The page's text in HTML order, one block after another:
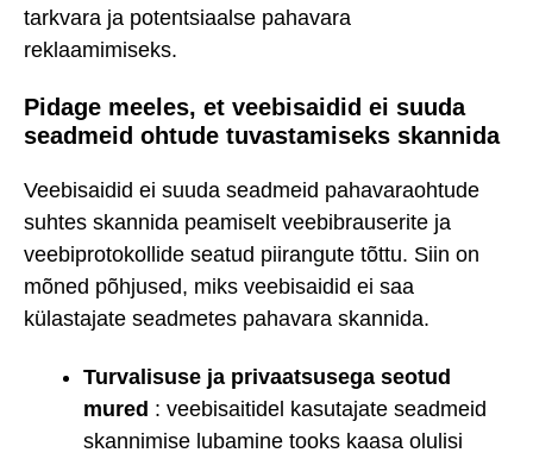
tarkvara ja potentsiaalse pahavara
reklaamimiseks.
Pidage meeles, et veebisaidid ei suuda
seadmeid ohtude tuvastamiseks skannida
Veebisaidid ei suuda seadmeid pahavaraohtude
suhtes skannida peamiselt veebibrauserite ja
veebiprotokollide seatud piirangute tõttu. Siin on
mõned põhjused, miks veebisaidid ei saa
külastajate seadmetes pahavara skannida.
Turvalisuse ja privaatsusega seotud
mured : veebisaitidel kasutajate seadmeid
skannimise lubamine tooks kaasa olulisi